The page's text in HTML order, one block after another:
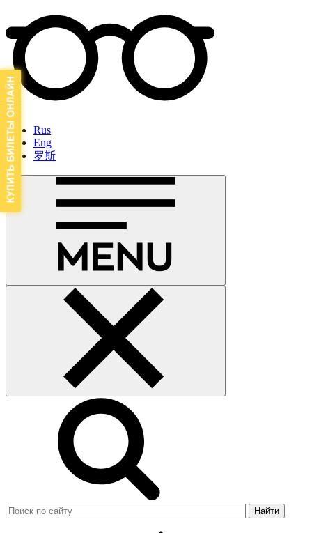
Rus
Eng
罗斯
Найти